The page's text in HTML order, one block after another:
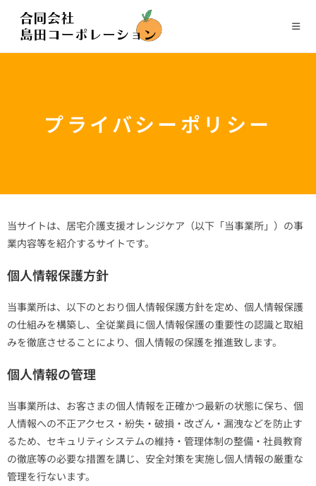
プライバシーポリシー
当サイトは、居宅介護支援オレンジケア（以下「当事業所」）の事
業内容等を紹介するサイトです。
個人情報保護方針
当事業所は、以下のとおり個人情報保護方針を定め、個人情報保護
の仕組みを構築し、全従業員に個人情報保護の重要性の認識と取組
みを徹底させることにより、個人情報の保護を推進致します。
個人情報の管理
当事業所は、お客さまの個人情報を正確かつ最新の状態に保ち、個
人情報への不正アクセス・紛失・破損・改ざん・漏洩などを防止す
るため、セキュリティシステムの維持・管理体制の整備・社員教育
の徹底等の必要な措置を講じ、安全対策を実施し個人情報の厳重な
管理を行ないます。